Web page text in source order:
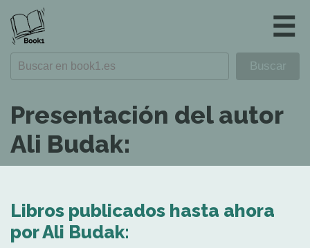
☰
Presentación del autor
Ali Budak:
Libros publicados hasta ahora
por Ali Budak: